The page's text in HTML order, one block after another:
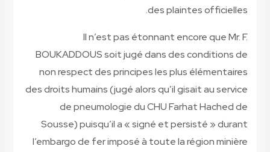
des
Il n’est pas étonnant
BOUKADDOUS soit jugé dans
non respect des principes les
des droits humains (jugé alors qu’il
de pneumologie du CHU
Sousse) puisqu’il a « signé et
l’embargo de fer imposé à toute la